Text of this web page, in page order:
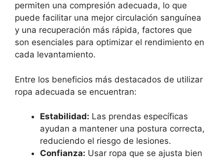
permiten una compresión adecuada, lo que
puede facilitar una mejor circulación sanguínea
y una recuperación más rápida, factores que
son esenciales para optimizar el rendimiento en
cada levantamiento.
Entre los beneficios más destacados de utilizar
ropa adecuada se encuentran:
Estabilidad: Las prendas específicas
ayudan a mantener una postura correcta,
reduciendo el riesgo de lesiones.
Confianza: Usar ropa que se ajusta bien